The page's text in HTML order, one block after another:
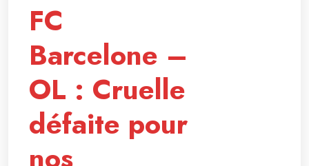
FC
Barcelone –
OL : Cruelle
défaite pour